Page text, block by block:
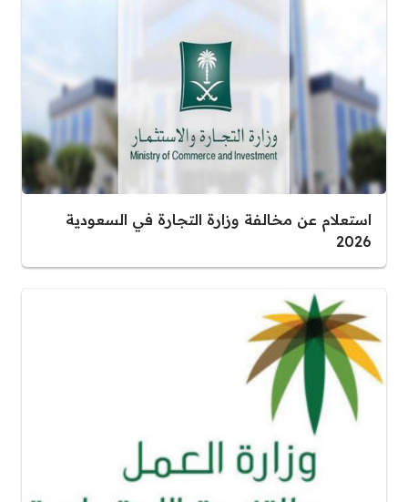
استعلام عن مخالفة وزارة التجارة في السعودية
2026